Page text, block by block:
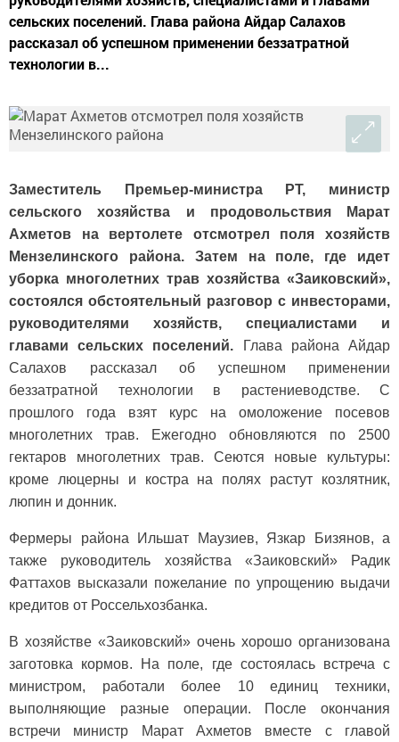
сельских поселений. Глава района Айдар Салахов
рассказал об успешном применении беззатратной
технологии в...
Заместитель Премьер-министра РТ, министр
сельского хозяйства и продовольствия Марат
Ахметов на вертолете отсмотрел поля хозяйств
Мензелинского района. Затем на поле, где идет
уборка многолетних трав хозяйства «Заиковский»,
состоялся обстоятельный разговор с инвесторами,
руководителями хозяйств, специалистами и
главами сельских поселений. Глава района Айдар
Салахов рассказал об успешном применении
беззатратной технологии в растениеводстве. С
прошлого года взят курс на омоложение посевов
многолетних трав. Ежегодно обновляются по 2500
гектаров многолетних трав. Сеются новые культуры:
кроме люцерны и костра на полях растут козлятник,
люпин и донник.
Фермеры района Ильшат Маузиев, Язкар Бизянов, а
также руководитель хозяйства «Заиковский» Радик
Фаттахов высказали пожелание по упрощению выдачи
кредитов от Россельхозбанка.
В хозяйстве «Заиковский» очень хорошо организована
заготовка кормов. На поле, где состоялась встреча с
министром, работали более 10 единиц техники,
выполняющие разные операции. После окончания
встречи министр Марат Ахметов вместе с главой